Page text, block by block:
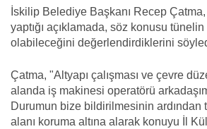
İskilip Belediye Başkanı Recep
yaptığı açıklamada, söz konusu
olabileceğini değerlendirdiklerini
Çatma, "Altyapı çalışması ve çevre
alanda iş makinesi operatörü
Durumun bize bildirilmesinin ardından
alanı koruma altına alarak konuyu İl